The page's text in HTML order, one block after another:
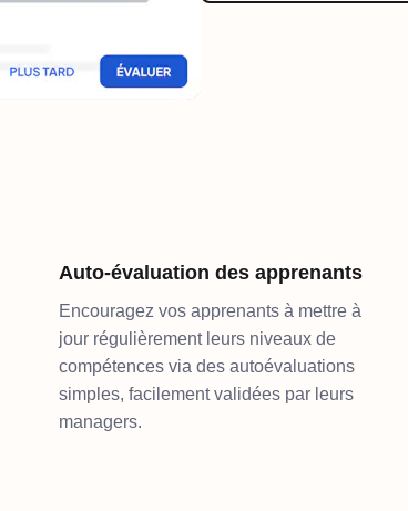
Auto-évaluation des apprenants
Encouragez vos apprenants à mettre à
jour régulièrement leurs niveaux de
compétences via des autoévaluations
simples, facilement validées par leurs
managers.